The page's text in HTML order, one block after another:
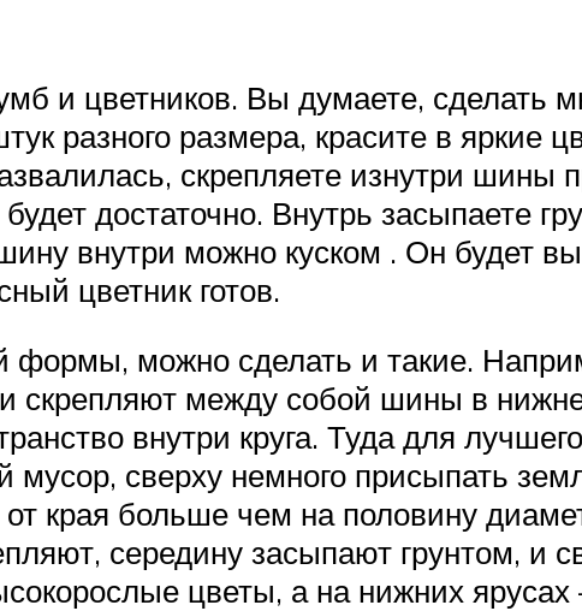
и цветников. Вы думаете, сделать
разного размера, красите в яркие
скрепляете изнутри
достаточно. Внутрь засыпаете
внутри можно куском . Он будет
цветник готов.
формы, можно сделать и такие.
между собой шины в
внутри круга. Туда для
мусор, сверху немного присыпать
от края больше чем на половину
середину засыпают грунтом, и
цветы, а на нижних